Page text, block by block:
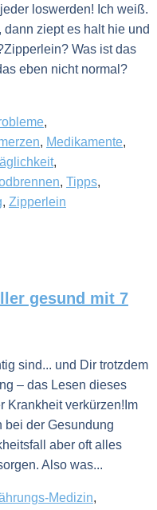
loswerden! Ich weiß.
ziept es halt hie und
Was ist das
eben nicht normal?
,
, Medikamente,
,
, Tipps,
, Zipperlein
gesund mit 7
sind... und Dir trotzdem
– das Lesen dieses
Krankheit verkürzen!Im
bei der Gesundung
aber oft alles
Also was...
Medizin,